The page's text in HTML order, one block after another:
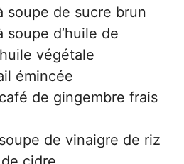
soupe de sucre brun
soupe d’huile de
végétale
émincée
de gingembre frais
de vinaigre de riz